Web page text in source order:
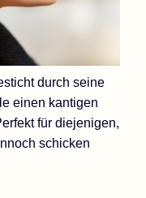
durch seine
einen kantigen
für diejenigen,
schicken